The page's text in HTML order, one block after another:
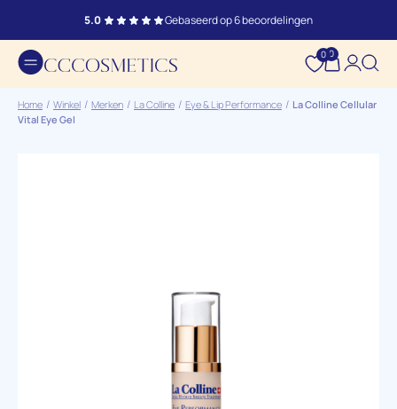
5.0 Gebaseerd op 6 beoordelingen
0 0
Home Winkel Merken La Colline Eye & Lip Performance
La Colline Cellular
Vital Eye Gel